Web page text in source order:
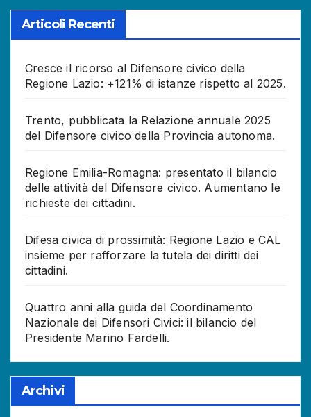
Articoli Recenti
Cresce il ricorso al Difensore civico della
Regione Lazio: +121% di istanze rispetto al 2025.
Trento, pubblicata la Relazione annuale 2025
del Difensore civico della Provincia autonoma.
Regione Emilia-Romagna: presentato il bilancio
delle attività del Difensore civico. Aumentano le
richieste dei cittadini.
Difesa civica di prossimità: Regione Lazio e CAL
insieme per rafforzare la tutela dei diritti dei
cittadini.
Quattro anni alla guida del Coordinamento
Nazionale dei Difensori Civici: il bilancio del
Presidente Marino Fardelli.
Archivi